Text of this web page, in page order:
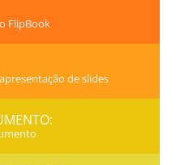
FlipBook
de slides